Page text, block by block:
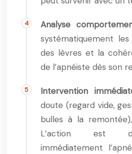
Analyse
systématiquement
des lèvres et la
de l’apnéiste dès son
Intervention
doute (regard vide,
bulles à la
L’action est
immédiatement